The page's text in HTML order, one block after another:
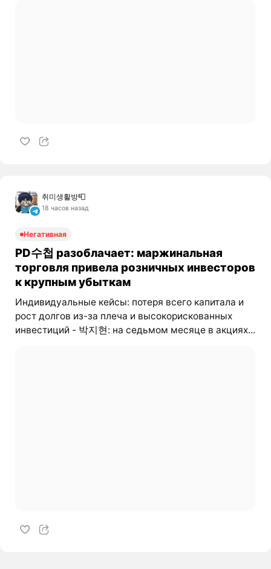
취미생활방📮
18 часов назад
Негативная
PD수첩 разоблачает: маржинальная
торговля привела розничных инвесторов
к крупным убыткам
Индивидуальные кейсы: потеря всего капитала и
рост долгов из-за плеча и высокорискованных
инвестиций - 박지현: на седьмом месяце в акциях...